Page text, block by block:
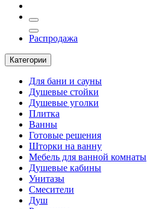
Распродажа
Категории
Для бани и сауны
Душевые стойки
Душевые уголки
Плитка
Ванны
Готовые решения
Шторки на ванну
Мебель для ванной комнаты
Душевые кабины
Унитазы
Смесители
Душ